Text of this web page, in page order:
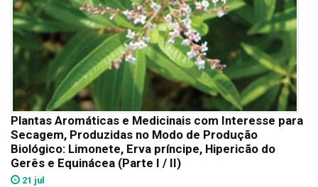
Plantas Aromáticas e Medicinais com Interesse para
Secagem, Produzidas no Modo de Produção
Biológico: Limonete, Erva príncipe, Hipericão do
Gerês e Equinácea (Parte I / II)
21 jul